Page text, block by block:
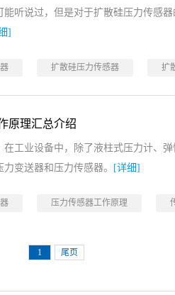
能听说过，但是对于扩散硅压力传感
]
扩散硅压力传感器 扩
原理汇总介绍
在工业设备中，除了液柱式压力计、
变送器和压力传感器。
[详细]
压力传感器工作原理
1 尾页